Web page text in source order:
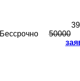
Бессрочно
50000